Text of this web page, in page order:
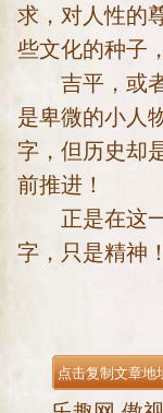
求，对人性的
些文化的种子
吉平，或者
是卑微的小人
字，但历史却
前推进！
正是在这一
字，只是精神